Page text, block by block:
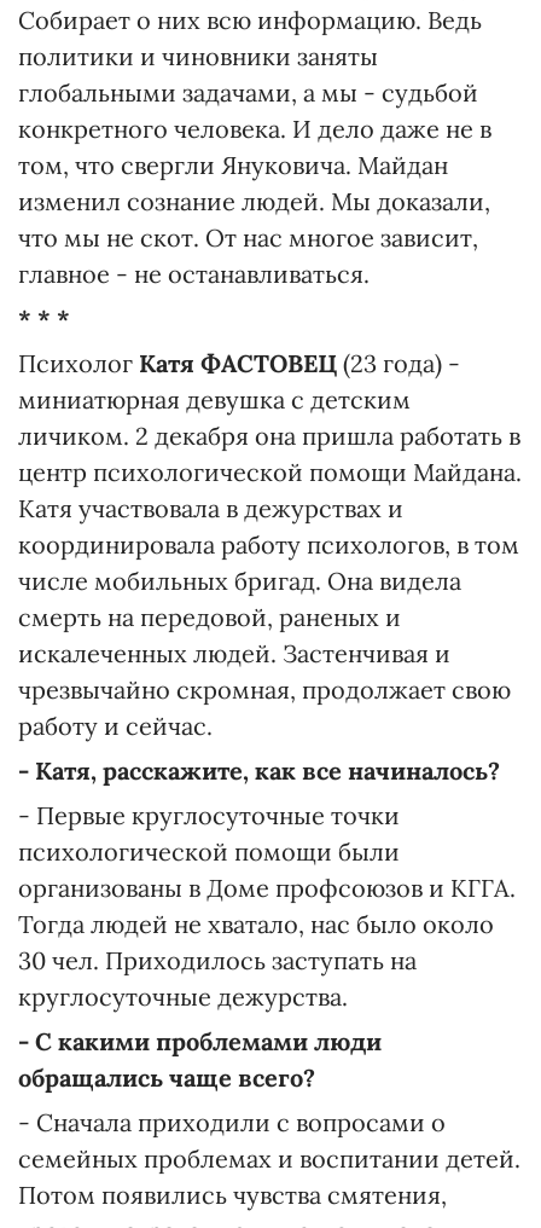
Собирает о них всю информацию. Ведь
политики и чиновники заняты
глобальными задачами, а мы - судьбой
конкретного человека. И дело даже не в
том, что свергли Януковича. Майдан
изменил сознание людей. Мы доказали,
что мы не скот. От нас многое зависит,
главное - не останавливаться.
* * *
Психолог Катя ФАСТОВЕЦ (23 года) -
миниатюрная девушка с детским
личиком. 2 декабря она пришла работать в
центр психологической помощи Майдана.
Катя участвовала в дежурствах и
координировала работу психологов, в том
числе мобильных бригад. Она видела
смерть на передовой, раненых и
искалеченных людей. Застенчивая и
чрезвычайно скромная, продолжает свою
работу и сейчас.
- Катя, расскажите, как все начиналось?
- Первые круглосуточные точки
психологической помощи были
организованы в Доме профсоюзов и КГГА.
Тогда людей не хватало, нас было около
30 чел. Приходилось заступать на
круглосуточные дежурства.
- С какими проблемами люди
обращались чаще всего?
- Сначала приходили с вопросами о
семейных проблемах и воспитании детей.
Потом появились чувства смятения,